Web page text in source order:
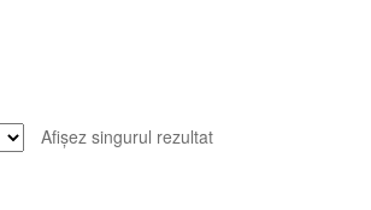
Afișez singurul rezultat